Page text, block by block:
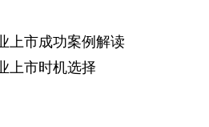
上市成功案例解读
上市时机选择